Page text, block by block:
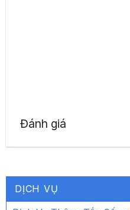
Đánh giá
DỊCH VỤ